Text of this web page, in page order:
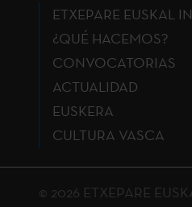
ETXEPARE EUSKAL
¿QUÉ HACEMOS?
CONVOCATORIAS
ACTUALIDAD
EUSKERA
CULTURA VASCA
© 2026 ETXEPARE